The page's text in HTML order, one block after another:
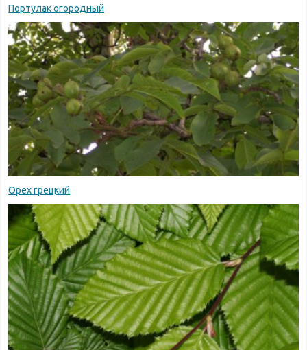
Портулак огородный
Орех грецкий